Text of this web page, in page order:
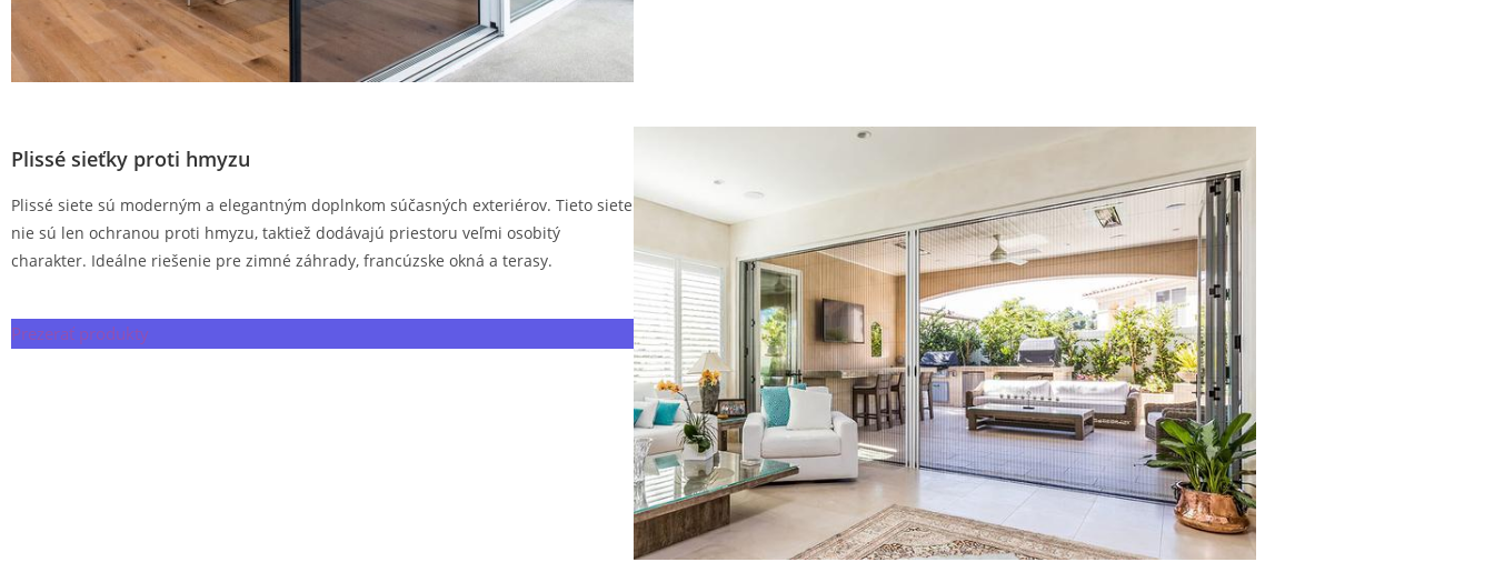
Plissé sieťky proti hmyzu
Plissé siete sú moderným a elegantným doplnkom súčasných exteriérov. Tieto siete
nie sú len ochranou proti hmyzu, taktiež dodávajú priestoru veľmi osobitý
charakter. Ideálne riešenie pre zimné záhrady, francúzske okná a terasy.
Prezerať produkty